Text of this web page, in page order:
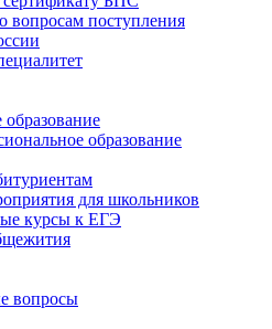
вопросам поступления
образование
для школьников
курсы к ЕГЭ
вопросы